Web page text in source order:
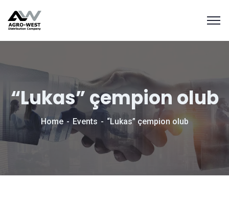
“Lukas” çempion olub
Home Events “Lukas” çempion olub